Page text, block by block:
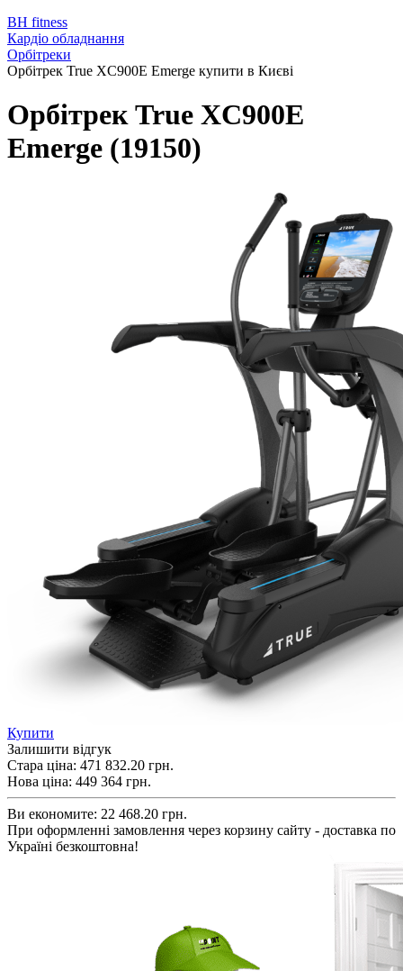
BH fitness
Кардіо обладнання
Орбітреки
Орбітрек True XC900E Emerge купити в Києві
Орбітрек True XC900E
Emerge (19150)
Купити
Залишити відгук
Стара ціна: 471 832.20 грн.
Нова ціна: 449 364 грн.
Ви економите: 22 468.20 грн.
При оформленні замовлення через корзину сайту - доставка по
Україні безкоштовна!